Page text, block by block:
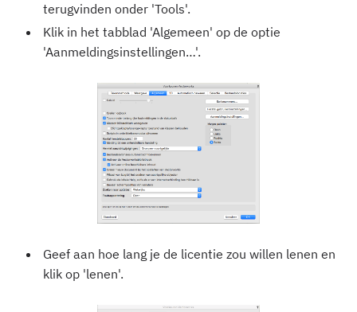
terugvinden onder 'Tools'.
Klik in het tabblad 'Algemeen' op de optie
'Aanmeldingsinstellingen…'.
Geef aan hoe lang je de licentie zou willen lenen en
klik op 'lenen'.